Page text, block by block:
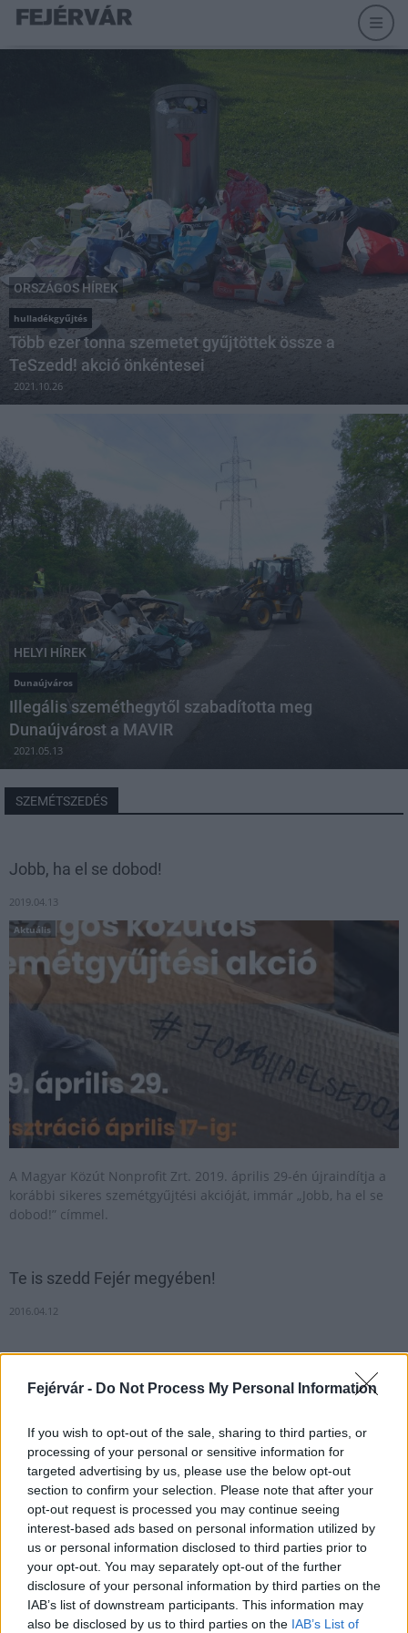
Fejérvár - Do Not Process My Personal Information
If you wish to opt-out of the sale, sharing to third parties, or
processing of your personal or sensitive information for
targeted advertising by us, please use the below opt-out
section to confirm your selection. Please note that after your
opt-out request is processed you may continue seeing
interest-based ads based on personal information utilized by
us or personal information disclosed to third parties prior to
your opt-out. You may separately opt-out of the further
disclosure of your personal information by third parties on the
IAB’s list of downstream participants. This information may
also be disclosed by us to third parties on the IAB’s List of
ORSZÁGOS HÍREK
hulladékgyűjtés
Több ezer tonna szemetet gyűjtöttek össze a
TeSzedd! akció önkéntesei
2021.10.26
HELYI HÍREK
Dunaújváros
Illegális szeméthegytől szabadította meg
Dunaújvárost a MAVIR
2021.05.13
SZEMÉTSZEDÉS
Jobb, ha el se dobod!
2019.04.13
Aktuális
A Magyar Közút Nonprofit Zrt. 2019. április 29-én újraindítja a
korábbi sikeres szemétgyűjtési akcióját, immár „Jobb, ha el se
dobod!” címmel.
Te is szedd Fejér megyében!
2016.04.12
Folyamatosan lehet csatlakozni az országos
szemétszedési akcióhoz
2019.03.19
Aktuális